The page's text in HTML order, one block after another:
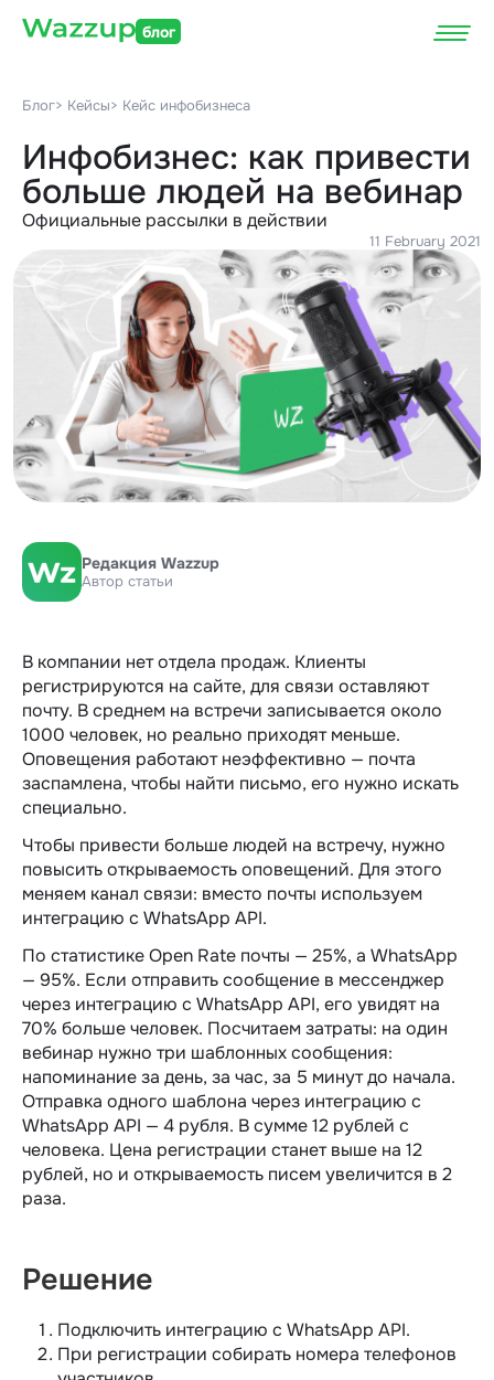
блог
Блог> Кейсы> Кейс инфобизнеса
Инфобизнес: как привести
больше людей на вебинар
Официальные рассылки в действии
11 February 2021
Редакция Wazzup
Автор статьи
В компании нет отдела продаж. Клиенты
регистрируются на сайте, для связи оставляют
почту. В среднем на встречи записывается около
1000 человек, но реально приходят меньше.
Оповещения работают неэффективно — почта
заспамлена, чтобы найти письмо, его нужно искать
специально.
Чтобы привести больше людей на встречу, нужно
повысить открываемость оповещений. Для этого
меняем канал связи: вместо почты используем
интеграцию с WhatsApp API.
По статистике Open Rate почты — 25%, а WhatsApp
— 95%. Если отправить сообщение в мессенджер
через интеграцию с WhatsApp API, его увидят на
70% больше человек. Посчитаем затраты: на один
вебинар нужно три шаблонных сообщения:
напоминание за день, за час, за 5 минут до начала.
Отправка одного шаблона через интеграцию c
WhatsApp API — 4 рубля. В сумме 12 рублей с
человека. Цена регистрации станет выше на 12
рублей, но и открываемость писем увеличится в 2
раза.
Решение
Подключить интеграцию с WhatsApp API.
При регистрации собирать номера телефонов